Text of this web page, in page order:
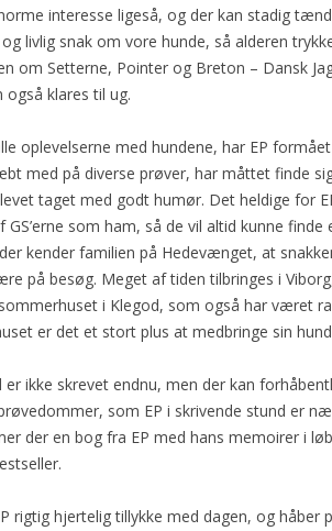
interesse ligeså, og der kan stadig
livlig snak om vore hunde, så alderen
om Setterne, Pointer og Breton – Dansk
klares til ug.
oplevelserne med hundene, har EP
med på diverse prøver, har måttet finde
taget med godt humør. Det heldige for
GS’erne som ham, så de vil altid kunne
kender familien på Hedevænget, at
på besøg. Meget af tiden tilbringes i
i Klegod, som også har været
er det et stort plus at medbringe sin
er ikke skrevet endnu, men der kan
som EP i skrivende stund er
der en bog fra EP med hans memoirer i
rigtig hjertelig tillykke med dagen, og håber